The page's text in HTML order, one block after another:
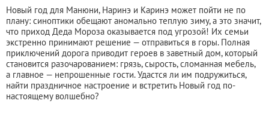
Новый год для Манюни, Наринэ и Каринэ может пойти не по
плану: синоптики обещают аномально теплую зиму, а это значит,
что приход Деда Мороза оказывается под угрозой! Их семьи
экстренно принимают решение — отправиться в горы. Полная
приключений дорога приводит героев в заветный дом, который
становится разочарованием: грязь, сырость, сломанная мебель,
а главное — непрошенные гости. Удастся ли им подружиться,
найти праздничное настроение и встретить Новый год по-
настоящему волшебно?